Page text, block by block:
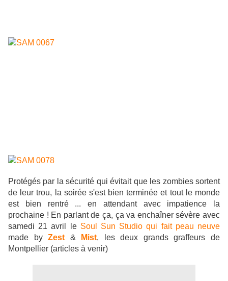
Protégés par la sécurité qui évitait que les zombies sortent
de leur trou, la soirée s'est bien terminée et tout le monde
est bien rentré ... en attendant avec impatience la
prochaine ! En parlant de ça, ça va enchaîner sévère avec
samedi 21 avril
le Soul Sun Studio qui fait peau neuve
made byZest & Mist, les deux grands graffeurs de
Montpellier (articles à venir)